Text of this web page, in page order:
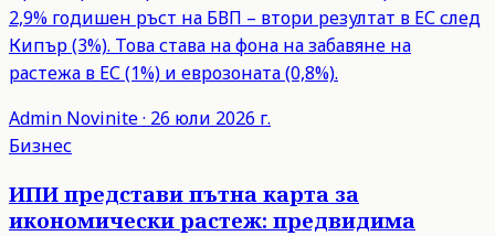
2,9% годишен ръст на БВП – втори резултат в ЕС след
Кипър (3%). Това става на фона на забавяне на
растежа в ЕС (1%) и еврозоната (0,8%).
Admin Novinite· 26 юли 2026 г.
Бизнес
ИПИ представи пътна карта за
икономически растеж: предвидима